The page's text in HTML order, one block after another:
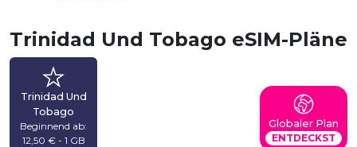
Trinidad Und Tobago eSIM-Pläne
Trinidad Und
Tobago
Beginnend ab:
12,50 € - 1 GB
Globaler Plan
ENTDECKST